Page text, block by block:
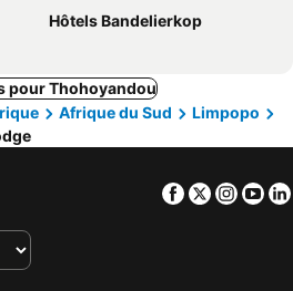
Hôtels Bandelierkop
pour Thohoyandou
Afrique du Sud
Limpopo
Facebook
Twitter